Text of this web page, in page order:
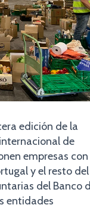
edición de la
de
empresas con
y el resto del
del Banco
entidades